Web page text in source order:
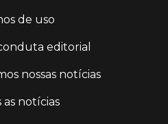
de uso
editorial
nossas notícias
as notícias